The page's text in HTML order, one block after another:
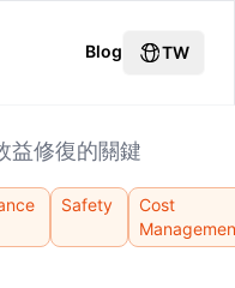
Blog TW
益修復的關鍵
Safety
Cost